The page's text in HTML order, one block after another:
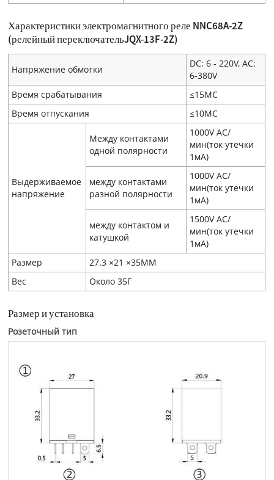
Характеристики электромагнитного реле NNC68A-2Z
(релейный переключательJQX-13F-2Z)
Напряжение обмотки
DC: 6 - 220V, AC:
6-380V
Время срабатывания
≤15МС
Время отпускания
≤10МС
Выдерживаемое
напряжение
Между контактами
одной полярности
1000V AC/
мин(ток утечки
1мA)
между контактами
разной полярности
1000V AC/
мин(ток утечки
1мA)
между контактом и
катушкой
1500V AC/
мин(ток утечки
1мA)
Размер
27.3 ×21 ×35ММ
Вес
Около 35Г
Размер и установка
Розеточный тип